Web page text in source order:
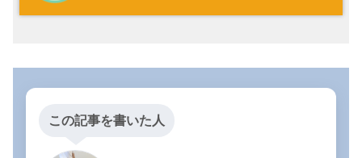
この記事を書いた人